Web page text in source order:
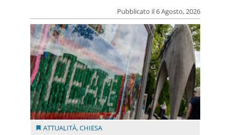
Pubblicato il 6 Agosto, 2026
ATTUALITÀ,CHIESA